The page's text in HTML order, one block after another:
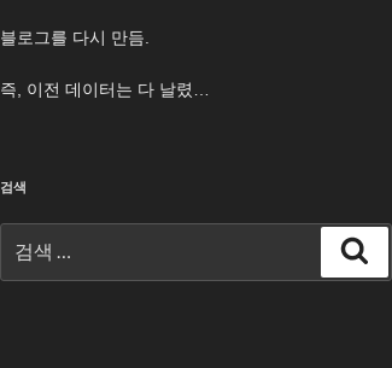
블로그를 다시 만듬.
즉, 이전 데이터는 다 날렸…
검색
색:
색